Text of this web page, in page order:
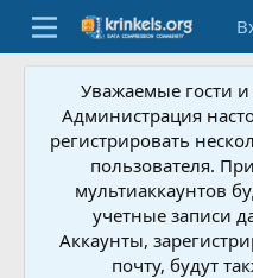
Уважаемые гости
Администрация
регистрировать
пользователя.
мультиаккаунтов
учетные записи
Аккаунты,
почту, будут